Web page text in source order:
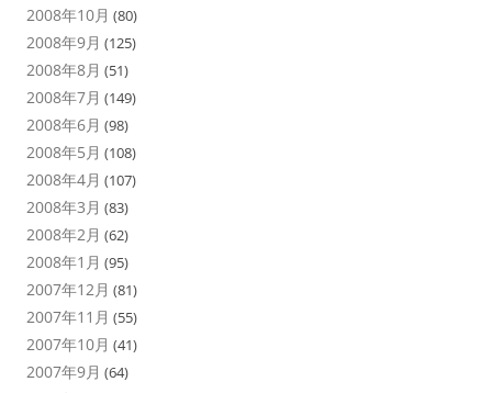
2008年10月 (80)
2008年9月 (125)
2008年8月 (51)
2008年7月 (149)
2008年6月 (98)
2008年5月 (108)
2008年4月 (107)
2008年3月 (83)
2008年2月 (62)
2008年1月 (95)
2007年12月 (81)
2007年11月 (55)
2007年10月 (41)
2007年9月 (64)